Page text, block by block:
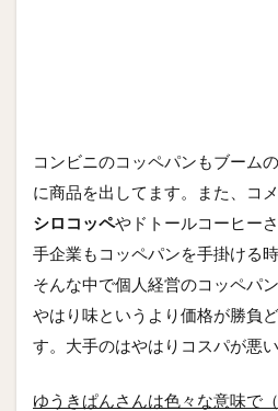
コンビニのコッペパンもブーム
に商品を出してます。また、コ
シロコッペやドトールコーヒー
手企業もコッペパンを手掛ける
そんな中で個人経営のコッペパ
やはり味というより価格が勝負
す。大手のはやはりコスパが悪い
ゆうきぱんさんは色々な意味で